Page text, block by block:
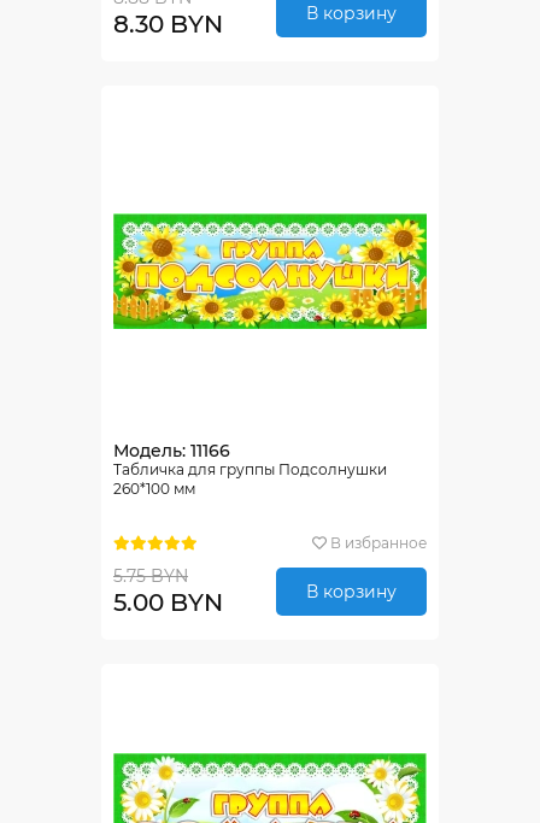
8.30 BYN В корзину
Модель: 11166
Табличка для группы Подсолнушки
260*100 мм
В избранное
5.75 BYN
5.00 BYN В корзину